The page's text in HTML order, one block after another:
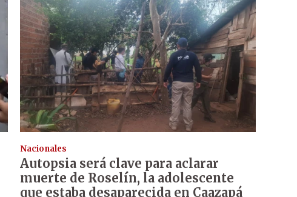
Nacionales
Autopsia será clave para aclarar
muerte de Roselín, la adolescente
que estaba desaparecida en Caazapá